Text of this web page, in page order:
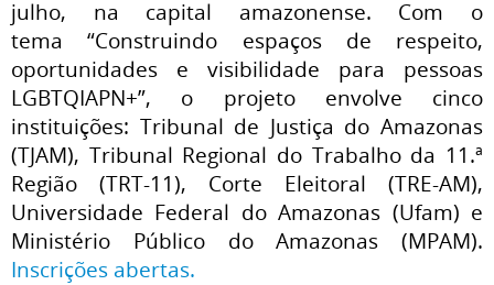
julho, na capital amazonense. Com o
tema “Construindo espaços de respeito,
oportunidades e visibilidade para pessoas
LGBTQIAPN+”, o projeto envolve cinco
instituições: Tribunal de Justiça do Amazonas
(TJAM), Tribunal Regional do Trabalho da 11.ª
Região (TRT-11), Corte Eleitoral (TRE-AM),
Universidade Federal do Amazonas (Ufam) e
Ministério Público do Amazonas (MPAM).
Inscrições abertas.